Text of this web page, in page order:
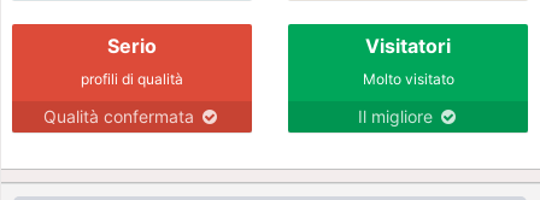
Serio
profili di qualità
Qualità confermata
Visitatori
Molto visitato
Il migliore